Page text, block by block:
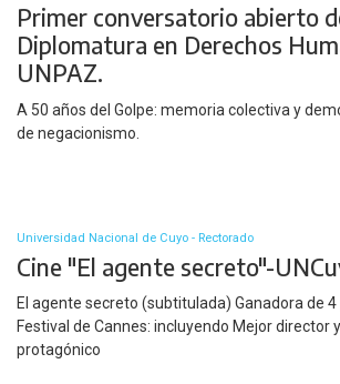
Primer conversatorio abierto
Diplomatura en Derechos
UNPAZ.
A 50 años del Golpe: memoria colectiva y
de negacionismo.
Universidad Nacional de Cuyo - Rectorado
Cine "El agente secreto"-
El agente secreto (subtitulada) Ganadora de 4
Festival de Cannes: incluyendo Mejor director
protagónico